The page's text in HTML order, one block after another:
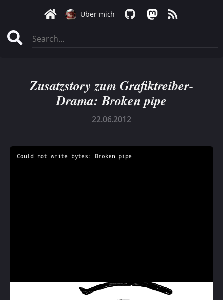
Über mich
Zusatzstory zum Grafiktreiber-
Drama: Broken pipe
22.06.2012